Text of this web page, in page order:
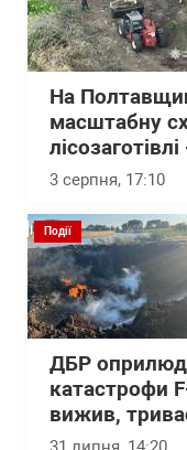
На
масштабну
3 серпня, 17:10
Події
ДБР
катастрофи
вижив,